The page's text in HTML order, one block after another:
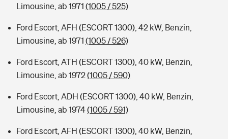
Limousine, ab 1971 (1005 / 525)
Ford Escort, AFH (ESCORT 1300), 42 kW, Benzin,
Limousine, ab 1971 (1005 / 526)
Ford Escort, ATH (ESCORT 1300), 40 kW, Benzin,
Limousine, ab 1972(1005 / 590)
Ford Escort, ADH (ESCORT 1300), 40 kW, Benzin,
Limousine, ab 1974(1005 / 591)
Ford Escort, AFH (ESCORT 1300), 40 kW, Benzin,